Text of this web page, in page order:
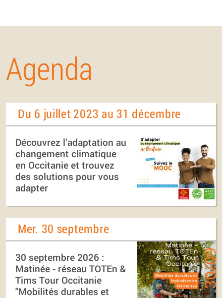
Agenda
Du 6 juillet 2023 au 31 décembre
Découvrez l’adaptation au
changement climatique
en Occitanie et trouvez
des solutions pour vous
adapter
Mer. 30 septembre
30 septembre 2026 :
Matinée - réseau TOTEn &
Tims Tour Occitanie
"Mobilités durables et